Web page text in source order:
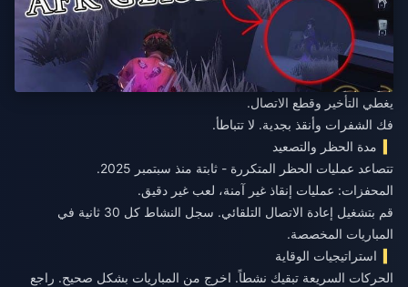
يغطي التأخير وقطع الاتصال.
فك الشفرات وأنقذ بجدية. لا تتباطأ.
مدة الحظر والتصعيد
تتصاعد عمليات الحظر المتكررة - ثابتة منذ سبتمبر 2025.
المحفزات: عمليات إنقاذ غير آمنة، لعب غير دقيق.
قم بتشغيل إعادة الاتصال التلقائي. سجل النشاط كل 30 ثانية في
المباريات المخصصة.
استراتيجيات الوقاية
الحركات السريعة تبقيك نشطاً. اخرج من المباريات بشكل صحيح. راجع